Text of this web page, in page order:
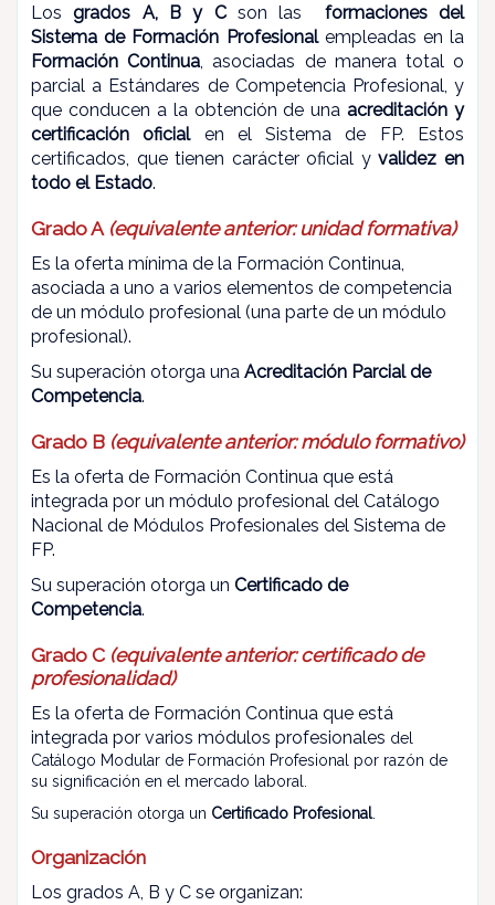
Losgrados A, B y Cson las formaciones del
Sistema de Formación Profesionalempleadas en la
Formación Continua, asociadas de manera total o
parcial a Estándares de Competencia Profesional, y
que conducen a la obtención de unaacreditación y
certificación oficialen el Sistema de FP. Estos
certificados, que tienen carácter oficial yvalidez en
todo el Estado.
Grado A (equivalente anterior: unidad formativa)
Es la oferta mínima de la Formación Continua,
asociada a uno a varios elementos de competencia
de un módulo profesional (una parte de un módulo
profesional).
Su superación otorga una Acreditación Parcial de
Competencia.
Grado B (equivalente anterior: módulo formativo)
Es la oferta de Formación Continua que está
integrada por un módulo profesional del Catálogo
Nacional de Módulos Profesionales del Sistema de
FP.
Su superación otorga un Certificado de
Competencia.
Grado C (equivalente anterior: certificado de
profesionalidad)
Es la oferta de Formación Continua que está
integrada por varios módulos profesionales del
Catálogo Modular de Formación Profesional por razón de
su significación en el mercado laboral.
Su superación otorga un Certificado Profesional.
Organización
Los grados A, B y C se organizan: